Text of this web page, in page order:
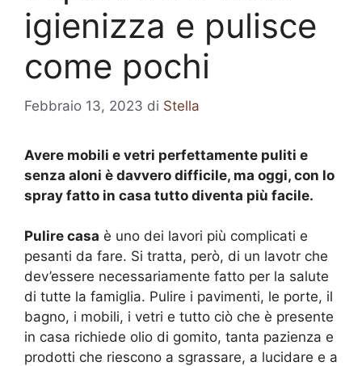
igienizza e pulisce
come pochi
Febbraio 13, 2023 di Stella
Avere mobili e vetri perfettamente puliti e
senza aloni è davvero difficile, ma oggi, con lo
spray fatto in casa tutto diventa più facile.
Pulire casa è uno dei lavori più complicati e
pesanti da fare. Si tratta, però, di un lavotr che
dev’essere necessariamente fatto per la salute
di tutte la famiglia. Pulire i pavimenti, le porte, il
bagno, i mobili, i vetri e tutto ciò che è presente
in casa richiede olio di gomito, tanta pazienza e
prodotti che riescono a sgrassare, a lucidare e a